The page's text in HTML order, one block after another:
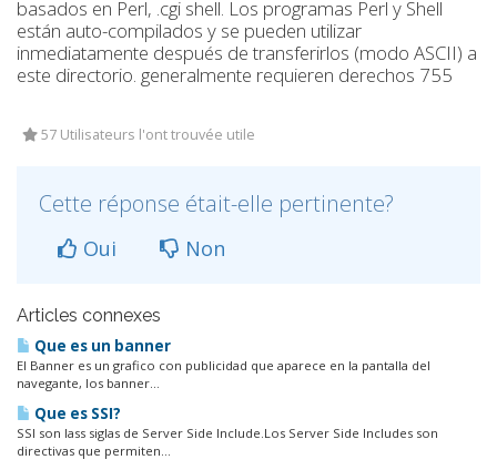
basados en Perl, .cgi shell. Los programas Perl y Shell
están auto-compilados y se pueden utilizar
inmediatamente después de transferirlos (modo ASCII) a
este directorio. generalmente requieren derechos 755
57 Utilisateurs l'ont trouvée utile
Cette réponse était-elle pertinente?
Oui Non
Articles connexes
Que es un banner
El Banner es un grafico con publicidad que aparece en la pantalla del
navegante, los banner...
Que es SSI?
SSI son lass siglas de Server Side Include.Los Server Side Includes son
directivas que permiten...